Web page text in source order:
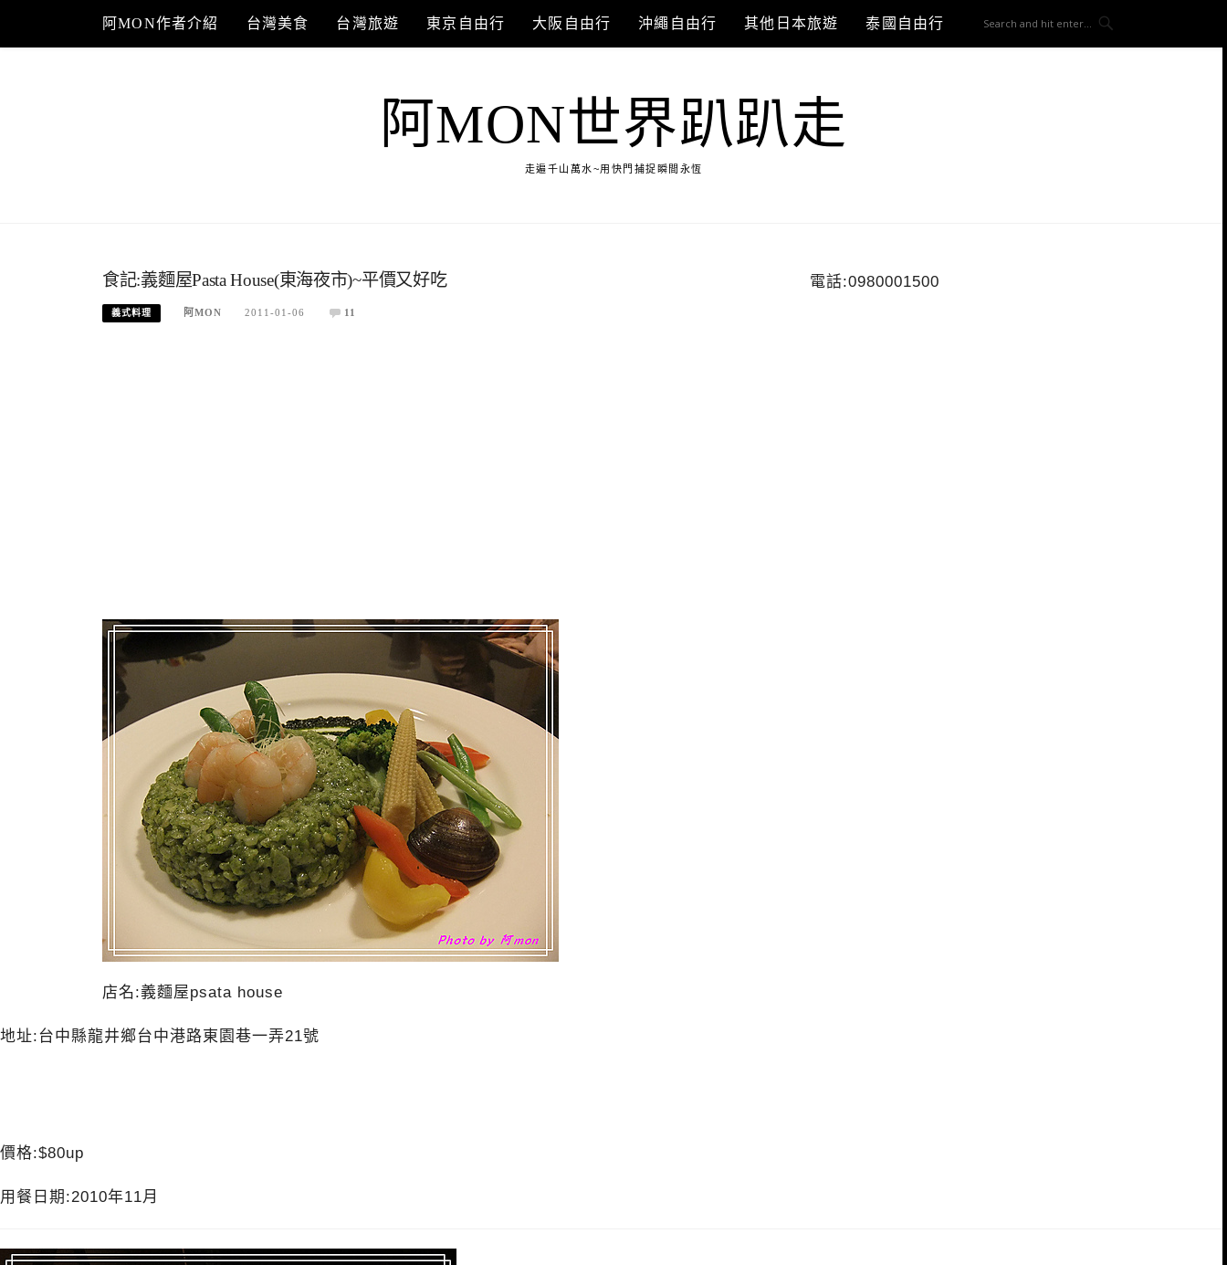
content
阿MON作者介紹 台灣美食 台灣旅遊 東京自由行 大阪自由行 沖繩自由行 其他日本旅遊 泰國自由行
阿MON世界趴趴走
走遍千山萬水~用快門捕捉瞬間永恆
食記:義麵屋Pasta House(東海夜市)~平價又好吃
義式料理 阿MON 2011-01-06 11
店名:義麵屋psata house
電話:0980001500
地址:台中縣龍井鄉台中港路東園巷一弄21號
價格:$80up
用餐日期:2010年11月